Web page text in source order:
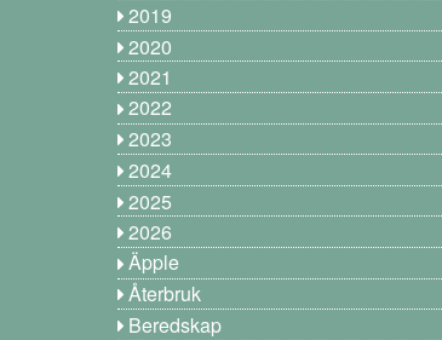
2019
2020
2021
2022
2023
2024
2025
2026
Äpple
Återbruk
Beredskap